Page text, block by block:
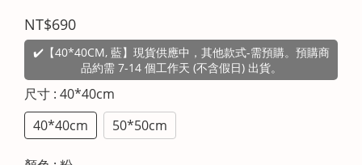
NT$690
✔️【40*40CM, 藍】現貨供應中，其他款式-需預購。預購商
品約需 7-14 個工作天 (不含假日) 出貨。
尺寸 : 40*40cm
40*40cm
50*50cm